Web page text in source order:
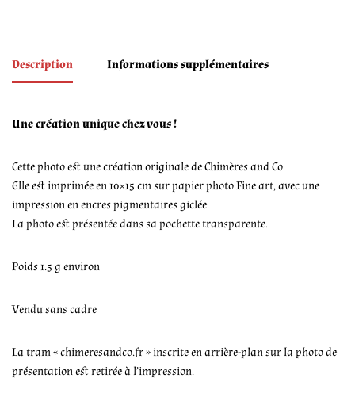
Description Informations supplémentaires
Une création unique chez vous !
Cette photo est une création originale de Chimères and Co.
Elle est imprimée en 10×15 cm sur papier photo Fine art, avec une
impression en encres pigmentaires giclée.
La photo est présentée dans sa pochette transparente.
Poids 1.5 g environ
Vendu sans cadre
La tram « chimeresandco.fr » inscrite en arrière-plan sur la photo de
présentation est retirée à l’impression.